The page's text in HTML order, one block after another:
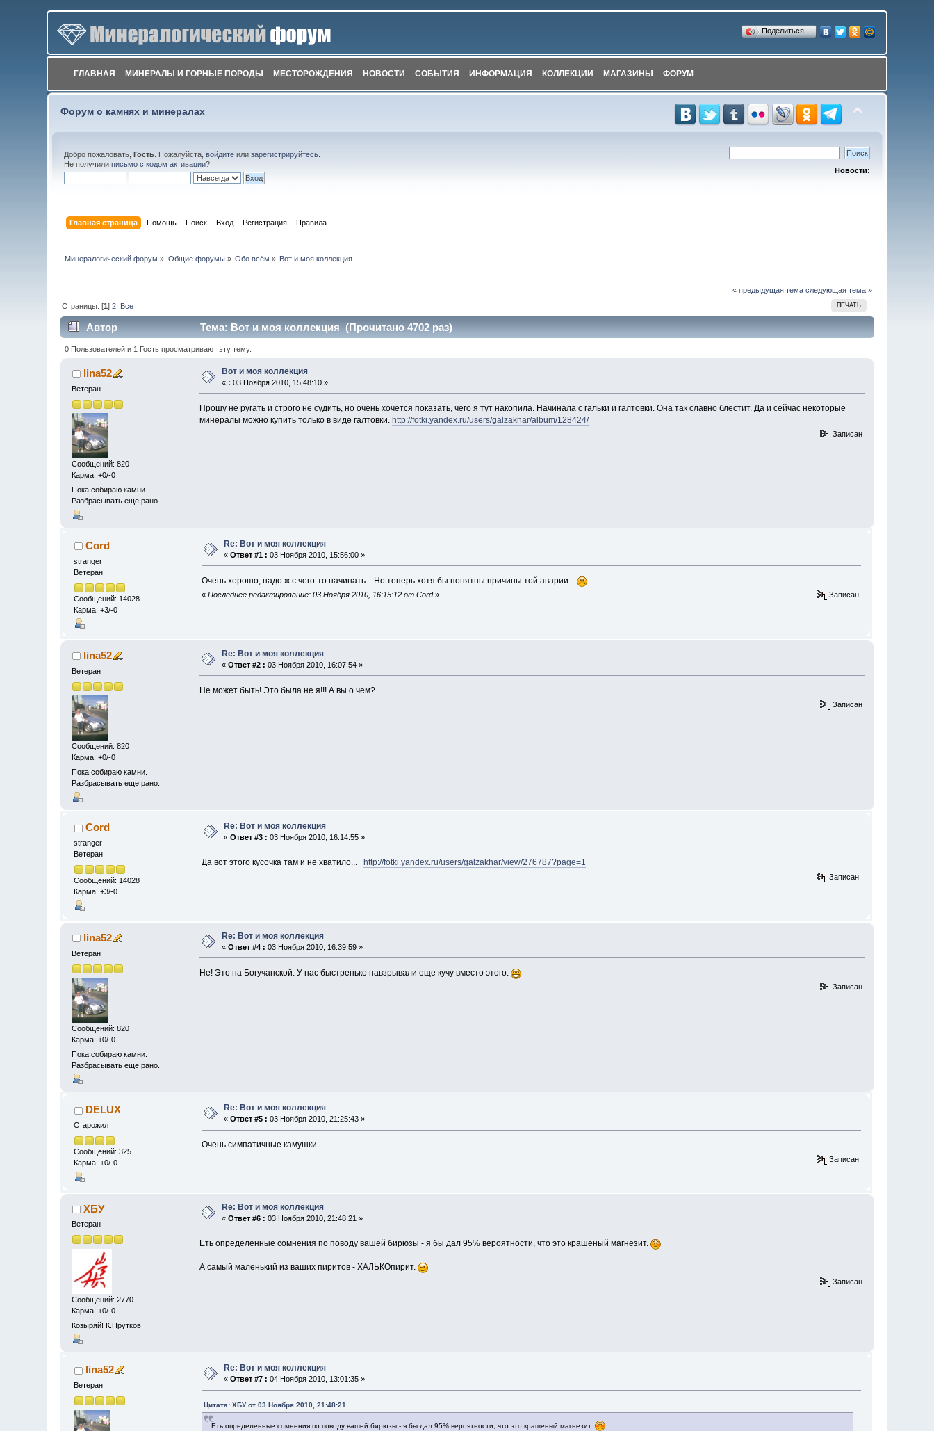
Поделиться…
ГЛАВНАЯ МИНЕРАЛЫ И ГОРНЫЕ ПОРОДЫ МЕСТОРОЖДЕНИЯ НОВОСТИ СОБЫТИЯ ИНФОРМАЦИЯ КОЛЛЕКЦИИ МАГАЗИНЫ ФОРУМ
Форум о камнях и минералах
Добро пожаловать,Гость . Пожалуйста,войдите илизарегистрируйтесь
Не получилиписьмо с кодом активации?
Новости:
Главная страница Помощь Поиск Вход Регистрация Правила
Минералогический форум » Общие форумы» Обо всём » Вот и моя коллекция
« предыдущая тема следующая тема »
ПЕЧАТЬ
Страницы: [1]2 Все
Автор Тема: Вот и моя коллекция (Прочитано 4702 раз)
0 Пользователей и 1 Гость просматривают эту тему.
lina52
Ветеран
Сообщений: 820
Карма: +0/-0
Пока собираю камни.
Разбрасывать еще рано.
Вот и моя коллекция
« : 03 Ноября 2010, 15:48:10 »
Прошу не ругать и строго не судить, но очень хочется показать, чего я тут накопила. Начинала с гальки и галтовки. Она так славно блестит. Да и сейчас некоторые
минералы можно купить только в виде галтовки. http://fotki.yandex.ru/users/galzakhar/album/128424/
Записан
Cord
stranger
Ветеран
Сообщений: 14028
Карма: +3/-0
Re: Вот и моя коллекция
«Ответ #1 : 03 Ноября 2010, 15:56:00 »
Очень хорошо, надо ж с чего-то начинать... Но теперь хотя бы понятны причины той аварии...
« Последнее редактирование: 03 Ноября 2010, 16:15:12 от Cord» Записан
lina52
Ветеран
Сообщений: 820
Карма: +0/-0
Пока собираю камни.
Разбрасывать еще рано.
Re: Вот и моя коллекция
«Ответ #2 : 03 Ноября 2010, 16:07:54 »
Не может быть! Это была не я!!! А вы о чем?
Записан
Cord
stranger
Ветеран
Сообщений: 14028
Карма: +3/-0
Re: Вот и моя коллекция
«Ответ #3 : 03 Ноября 2010, 16:14:55 »
Да вот этого кусочка там и не хватило... http://fotki.yandex.ru/users/galzakhar/view/276787?page=1
Записан
lina52
Ветеран
Сообщений: 820
Карма: +0/-0
Пока собираю камни.
Разбрасывать еще рано.
Re: Вот и моя коллекция
«Ответ #4 : 03 Ноября 2010, 16:39:59 »
Не! Это на Богучанской. У нас быстренько навзрывали еще кучу вместо этого.
Записан
DELUX
Старожил
Сообщений: 325
Карма: +0/-0
Re: Вот и моя коллекция
«Ответ #5 : 03 Ноября 2010, 21:25:43 »
Очень симпатичные камушки.
Записан
ХБУ
Ветеран
Сообщений: 2770
Карма: +0/-0
Козыряй! К.Прутков
Re: Вот и моя коллекция
«Ответ #6 : 03 Ноября 2010, 21:48:21 »
Еть определенные сомнения по поводу вашей бирюзы - я бы дал 95% вероятности, что это крашеный магнезит.
А самый маленький из ваших пиритов - ХАЛЬКОпирит.
Записан
lina52
Ветеран
Re: Вот и моя коллекция
«Ответ #7 : 04 Ноября 2010, 13:01:35 »
Цитата: ХБУ от 03 Ноября 2010, 21:48:21
Еть определенные сомнения по поводу вашей бирюзы - я бы дал 95% вероятности, что это крашеный магнезит.